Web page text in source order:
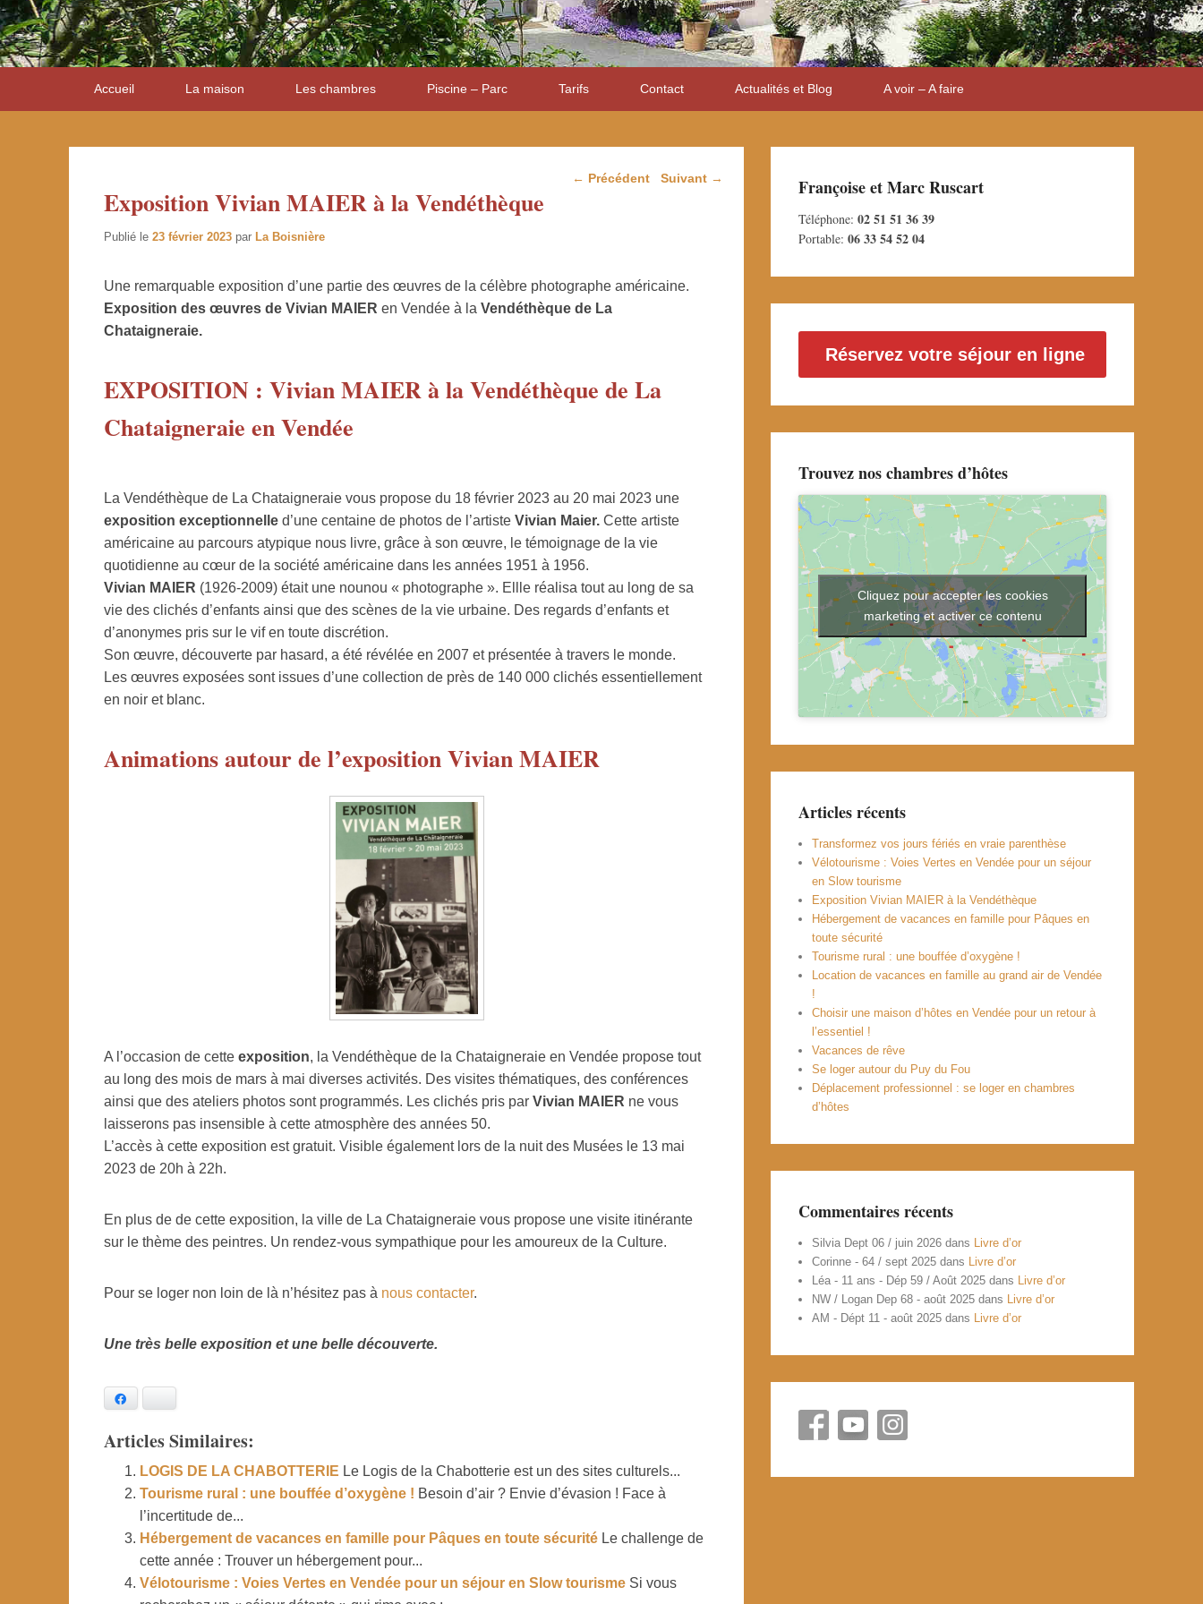
Accueil La maison Les chambres Piscine – Parc Tarifs Contact Actualités et Blog A voir – A faire
Navigation dans les
← Précédent Suivant →
Exposition Vivian MAIER à la Vendéthèque
Publié le 23 février 2023 par La Boisnière
Une remarquable exposition d’une partie des œuvres de la célèbre photographe américaine.
Exposition des œuvres de Vivian MAIER en Vendée à la Vendéthèque de La
Chataigneraie.
EXPOSITION : Vivian MAIER à la Vendéthèque de La
Chataigneraie en Vendée
La Vendéthèque de La Chataigneraie vous propose du 18 février 2023 au 20 mai 2023 une
exposition exceptionnelle d’une centaine de photos de l’artiste Vivian Maier. Cette artiste
américaine au parcours atypique nous livre, grâce à son œuvre, le témoignage de la vie
quotidienne au cœur de la société américaine dans les années 1951 à 1956.
Vivian MAIER (1926-2009) était une nounou « photographe ». Ellle réalisa tout au long de sa
vie des clichés d’enfants ainsi que des scènes de la vie urbaine. Des regards d’enfants et
d’anonymes pris sur le vif en toute discrétion.
Son œuvre, découverte par hasard, a été révélée en 2007 et présentée à travers le monde.
Les œuvres exposées sont issues d’une collection de près de 140 000 clichés essentiellement
en noir et blanc.
Animations autour de l’exposition Vivian MAIER
A l’occasion de cette exposition, la Vendéthèque de la Chataigneraie en Vendée propose tout
au long des mois de mars à mai diverses activités. Des visites thématiques, des conférences
ainsi que des ateliers photos sont programmés. Les clichés pris par Vivian MAIER ne vous
laisserons pas insensible à cette atmosphère des années 50.
L’accès à cette exposition est gratuit. Visible également lors de la nuit des Musées le 13 mai
2023 de 20h à 22h.
En plus de de cette exposition, la ville de La Chataigneraie vous propose une visite itinérante
sur le thème des peintres. Un rendez-vous sympathique pour les amoureux de la Culture.
Pour se loger non loin de là n’hésitez pas à nous contacter.
Une très belle exposition et une belle découverte.
Articles Similaires:
LOGIS DE LA CHABOTTERIE Le Logis de la Chabotterie est un des sites culturels...
Tourisme rural : une bouffée d’oxygène ! Besoin d’air ? Envie d’évasion ! Face à
l’incertitude de...
Hébergement de vacances en famille pour Pâques en toute sécurité Le challenge de
cette année : Trouver un hébergement pour...
Vélotourisme : Voies Vertes en Vendée pour un séjour en Slow tourisme Si vous
Françoise et Marc Ruscart
Téléphone: 02 51 51 36 39
Portable: 06 33 54 52 04
Réservez votre séjour en ligne
Trouvez nos chambres d’hôtes
Cliquez pour accepter les cookies
marketing et activer ce contenu
Articles récents
Transformez vos jours fériés en vraie parenthèse
Vélotourisme : Voies Vertes en Vendée pour un séjour
en Slow tourisme
Exposition Vivian MAIER à la Vendéthèque
Hébergement de vacances en famille pour Pâques en
toute sécurité
Tourisme rural : une bouffée d’oxygène !
Location de vacances en famille au grand air de Vendée
!
Choisir une maison d’hôtes en Vendée pour un retour à
l’essentiel !
Vacances de rêve
Se loger autour du Puy du Fou
Déplacement professionnel : se loger en chambres
d’hôtes
Commentaires récents
Silvia Dept 06 / juin 2026 dans Livre d’or
Corinne - 64 / sept 2025 dans Livre d’or
Léa - 11 ans - Dép 59 / Août 2025 dans Livre d’or
NW / Logan Dep 68 - août 2025 dans Livre d’or
AM - Dépt 11 - août 2025 dans Livre d’or